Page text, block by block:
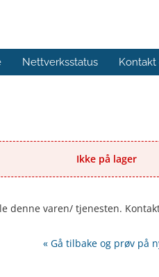
Nettverksstatus Kontakt
Ikke på lager
denne varen/ tjenesten.
« Gå tilbake og prøv på